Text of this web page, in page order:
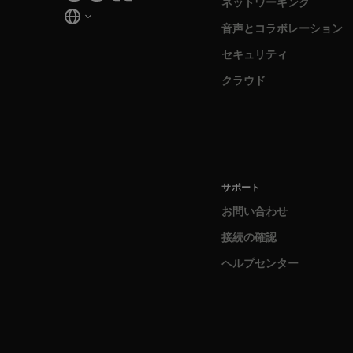
ネットワーキング
音声とコラボレーション
セキュリティ
クラウド
サポート
お問い合わせ
接続の確認
ヘルプセンター